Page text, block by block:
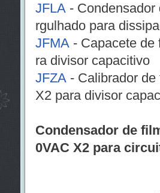
JFLA- Condensador
rgulhado para
JFMA- Capacete de
ra divisor capacitivo
JFZA- Calibrador de
X2 para divisor
Condensador de
0VAC X2 para